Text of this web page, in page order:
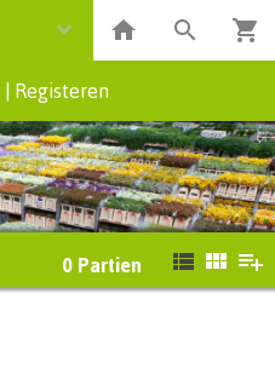
Registeren
0 Partien